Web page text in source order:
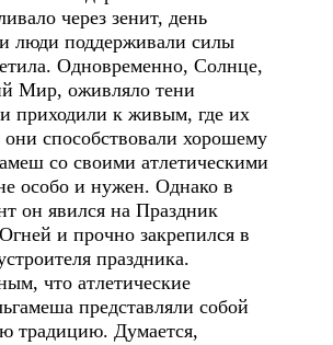
через зенит, день
и люди поддерживали силы
Одновременно, Солнце,
Мир, оживляло тени
приходили к живым, где их
способствовали хорошему
со своими атлетическими
особо и нужен. Однако в
он явился на Праздник
и прочно закрепился в
праздника.
что атлетические
представляли собой
традицию. Думается,